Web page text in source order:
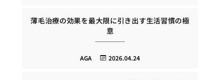
薄毛治療の効果を最大限に引き出す生活習慣の極
意
2026.04.24
AGA